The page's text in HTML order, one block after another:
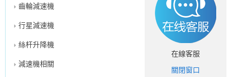
齒輪減速機
行星減速機
絲杆升降機
減速機相關
在線客服
關閉窗口